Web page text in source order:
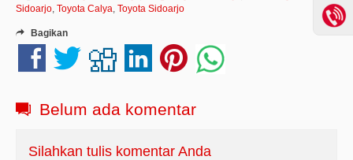
Sidoarjo, Toyota Calya, Toyota Sidoarjo
Bagikan
Belum ada komentar
Silahkan tulis komentar Anda